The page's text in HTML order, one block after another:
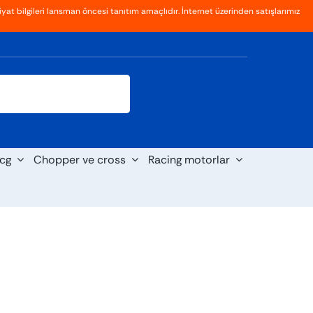
bilgileri lansman öncesi tanıtım amaçlıdır. İnternet üzerinden satışlarımız
Chopper ve cross Racing motorlar